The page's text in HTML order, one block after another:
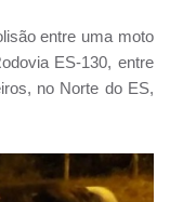
entre uma moto
ES-130, entre
no Norte do ES,